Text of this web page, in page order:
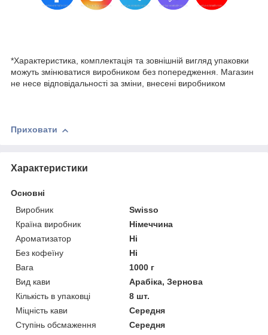
*Характеристика, комплектація та зовнішній вигляд упаковки
можуть змінюватися виробником без попередження. Магазин
не несе відповідальності за зміни, внесені виробником
Приховати
Характеристики
Основні
Виробник
Swisso
Країна виробник
Німеччина
Ароматизатор
Ні
Без кофеїну
Ні
Вага
1000 г
Вид кави
Арабіка, Зернова
Кількість в упаковці
8 шт.
Міцність кави
Середня
Ступінь обсмаження
Середня